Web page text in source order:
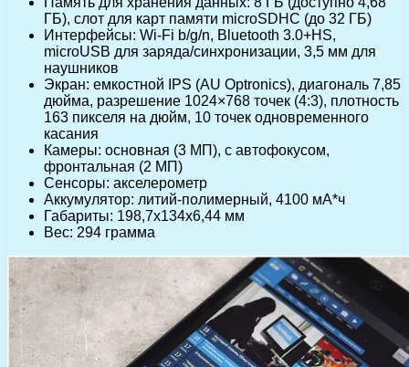
ГБ), слот для карт памяти microSDHC (до 32 ГБ)
Интерфейсы: Wi-Fi b/g/n, Bluetooth 3.0+HS,
microUSB для заряда/синхронизации, 3,5 мм для
наушников
Экран: емкостной IPS (AU Optronics), диагональ 7,85
дюйма, разрешение 1024×768 точек (4:3), плотность
163 пикселя на дюйм, 10 точек одновременного
касания
Камеры: основная (3 МП), с автофокусом,
фронтальная (2 МП)
Сенсоры: акселерометр
Аккумулятор: литий-полимерный, 4100 мА*ч
Габариты: 198,7x134x6,44 мм
Вес: 294 грамма